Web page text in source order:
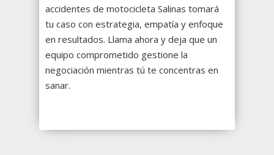
accidentes de motocicleta Salinas tomará
tu caso con estrategia, empatía y enfoque
en resultados. Llama ahora y deja que un
equipo comprometido gestione la
negociación mientras tú te concentras en
sanar.